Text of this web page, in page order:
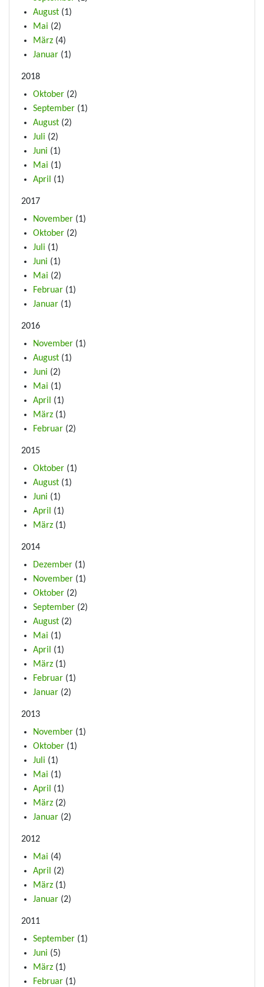
August (1)
Mai (2)
März (4)
Januar (1)
2018
Oktober (2)
September (1)
August (2)
Juli (2)
Juni (1)
Mai (1)
April
(1)
2017
November (1)
Oktober (2)
Juli (1)
Juni (1)
Mai (2)
Februar (1)
Januar (1)
2016
November (1)
August (1)
Juni (2)
Mai (1)
April
(1)
März (1)
Februar (2)
2015
Oktober (1)
August (1)
Juni (1)
April
(1)
März (1)
2014
Dezember (1)
November (1)
Oktober (2)
September (2)
August (2)
Mai (1)
April
(1)
März (1)
Februar (1)
Januar (2)
2013
November (1)
Oktober (1)
Juli (1)
Mai (1)
April
(1)
März (2)
Januar (2)
2012
Mai (4)
April
(2)
März (1)
Januar (2)
2011
September (1)
Juni (5)
März (1)
Februar (1)